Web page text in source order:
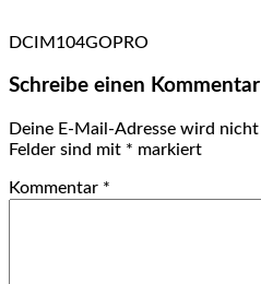
DCIM104GOPRO
Schreibe einen Kommentar
Deine E-Mail-Adresse wird
Felder sind mit * markiert
Kommentar *